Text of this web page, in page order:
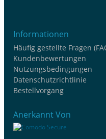
Informationen
Häufig gestellte Fragen
Kundenbewertungen
Nutzungsbedingungen
Datenschutzrichtlinie
Bestellvorgang
Anerkannt Von